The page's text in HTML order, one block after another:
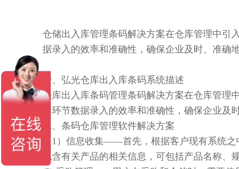
仓储出入库管理条码解决方案在仓库管理中引
据录入的效率和准确性，确保企业及时、准确
一、 弘光仓库出入库条码系统描述
仓库出入库条码管理条码解决方案在仓库管理
作环节数据录入的效率和准确性，确保企业及
、条码仓库管理软件解决方案
1）信息收集——首先，根据客户现有系统之
包含有关产品的相关信息，可包括产品名称、